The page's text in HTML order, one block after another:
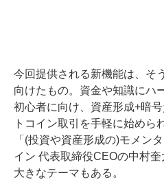
今回提供される新機能は、そ
向けたもの。資金や知識にハ
初心者に向け、資産形成+暗
トコイン取引を手軽に始めら
「(投資や資産形成の)モメン
イン 代表取締役CEOの中村
大きなテーマもある。